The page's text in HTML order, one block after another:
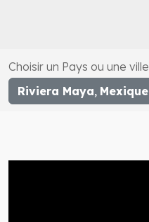
Choisir un Pays ou une ville
Riviera Maya, Mexique